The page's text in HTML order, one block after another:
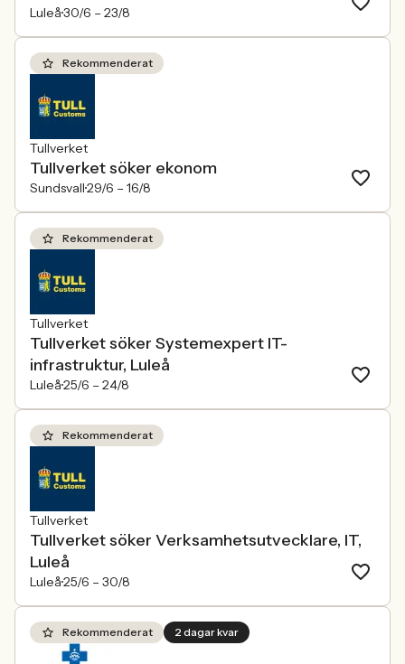
Luleå30/6 – 23/8
Rekommenderat
Tullverket
Tullverket söker ekonom
Sundsvall29/6 – 16/8
Rekommenderat
Tullverket
Tullverket söker Systemexpert IT-
infrastruktur, Luleå
Luleå25/6 – 24/8
Rekommenderat
Tullverket
Tullverket söker Verksamhetsutvecklare, IT,
Luleå
Luleå25/6 – 30/8
Rekommenderat 2 dagar kvar